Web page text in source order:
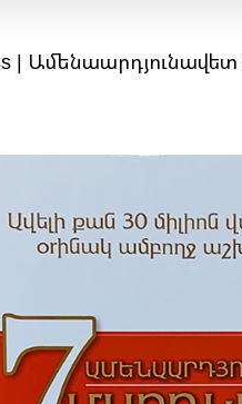
| Ամենաարդյունավետ